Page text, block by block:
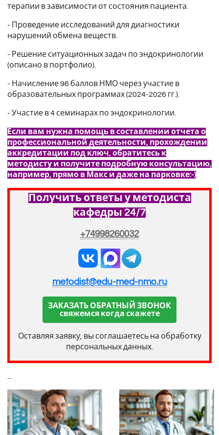
терапии в зависимости от состояния пациента.
- Проведение исследований для диагностики
нарушений обмена веществ.
- Решение ситуационных задач по эндокринологии
(описано в портфолио).
- Начисление 96 баллов НМО через участие в
образовательных программах (2024-2026 гг.).
- Участие в 4 семинарах по эндокринологии.
Если вам нужна помощь в составлении отчета о
профессиональной деятельности, прохождении
аккредитации под ключ, обратитесь к
методисту и получите подробную консультацию,
например, прямо в Макс и даже на парковке:-)
Получить ответы у методиста
кафедры 24/7
+74998260032
metodist@edu-med-nmo.ru
ЗАКАЗАТЬ ОБРАТНЫЙ ЗВОНОК
свяжемся когда скажете
Оставляя заявку, вы соглашаетесь на обработку
персональных данных.